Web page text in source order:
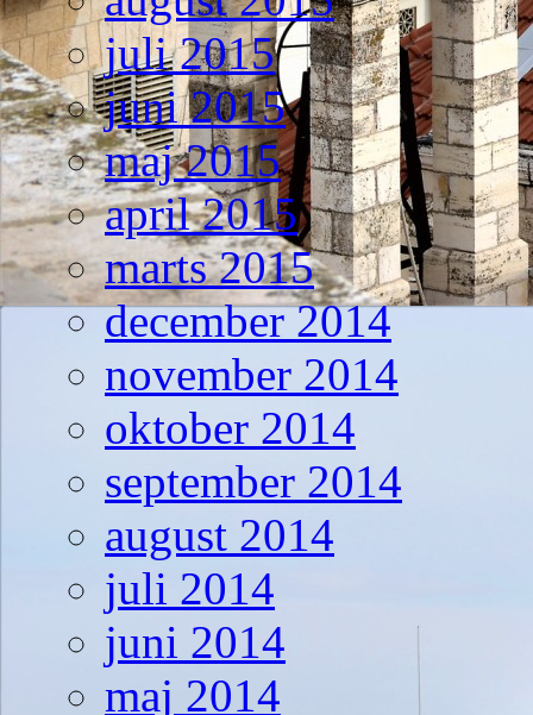
juli 2015
juni 2015
maj 2015
april 2015
marts 2015
december 2014
november 2014
oktober 2014
september 2014
august 2014
juli 2014
juni 2014
maj 2014